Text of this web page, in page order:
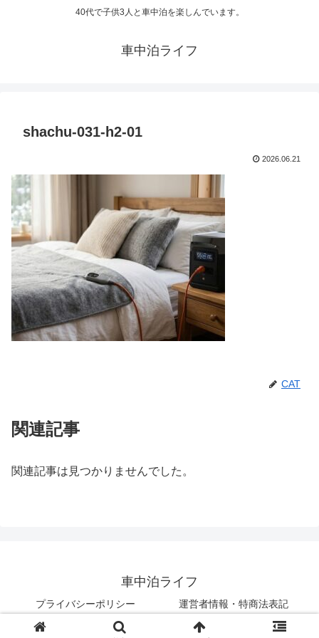
40代で子供3人と車中泊を楽しんでいます。
車中泊ライフ
shachu-031-h2-01
2026.06.21
CAT
関連記事
関連記事は見つかりませんでした。
車中泊ライフ
プライバシーポリシー 運営者情報・特商法表記
© 2018 車中泊ライフ.